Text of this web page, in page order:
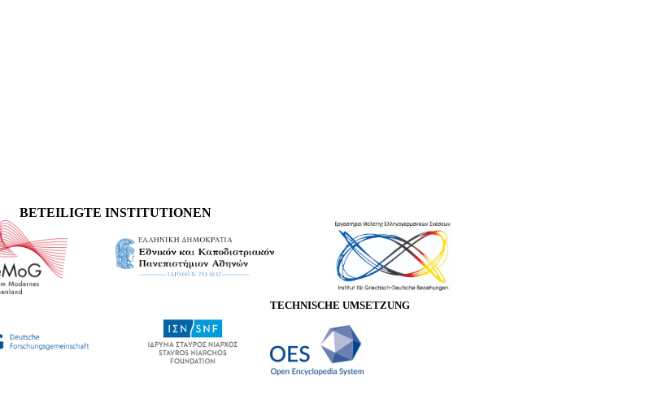
BETEILIGTE INSTITUTIONEN
TECHNISCHE UMSETZUNG